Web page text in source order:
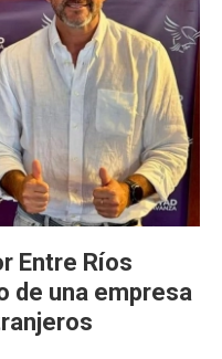
Entre Ríos
de una empresa